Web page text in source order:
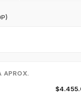
APROX.